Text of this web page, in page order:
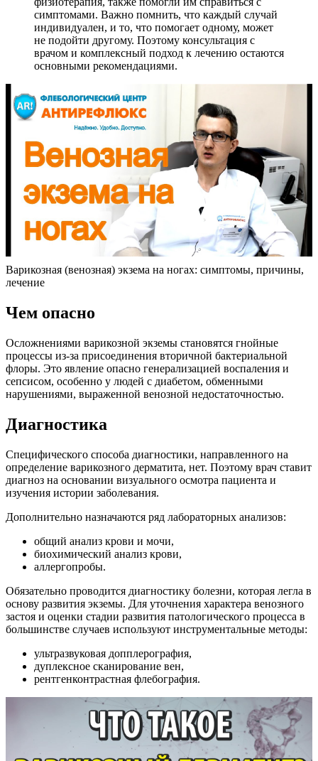
симптомами. Важно помнить, что каждый случай
индивидуален, и то, что помогает одному, может
не подойти другому. Поэтому консультация с
врачом и комплексный подход к лечению остаются
основными рекомендациями.
Варикозная (венозная) экзема на ногах: симптомы, причины,
лечение
Чем опасно
Осложнениями варикозной экземы становятся гнойные
процессы из-за присоединения вторичной бактериальной
флоры. Это явление опасно генерализацией воспаления и
сепсисом, особенно у людей с диабетом, обменными
нарушениями, выраженной венозной недостаточностью.
Диагностика
Специфического способа диагностики, направленного на
определение варикозного дерматита, нет. Поэтому врач ставит
диагноз на основании визуального осмотра пациента и
изучения истории заболевания.
Дополнительно назначаются ряд лабораторных анализов:
общий анализ крови и мочи,
биохимический анализ крови,
аллергопробы.
Обязательно проводится диагностику болезни, которая легла в
основу развития экземы. Для уточнения характера венозного
застоя и оценки стадии развития патологического процесса в
большинстве случаев используют инструментальные методы:
ультразвуковая допплерография,
дуплексное сканирование вен,
рентгенконтрастная флебография.